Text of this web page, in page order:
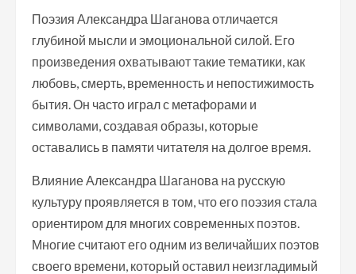
Поэзия Александра Шаганова отличается
глубиной мысли и эмоциональной силой. Его
произведения охватывают такие тематики, как
любовь, смерть, временность и непостижимость
бытия. Он часто играл с метафорами и
символами, создавая образы, которые
оставались в памяти читателя на долгое время.
Влияние Александра Шаганова на русскую
культуру проявляется в том, что его поэзия стала
ориентиром для многих современных поэтов.
Многие считают его одним из величайших поэтов
своего времени, который оставил неизгладимый